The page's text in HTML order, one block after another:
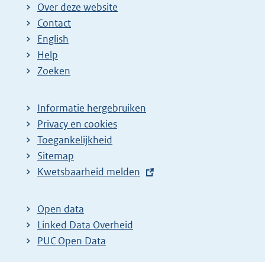
Over deze website
Contact
English
Help
Zoeken
Informatie hergebruiken
Privacy en cookies
Toegankelijkheid
Sitemap
E
t
e
r
Kwetsbaarheid melden
Open data
Linked Data Overheid
PUC Open Data